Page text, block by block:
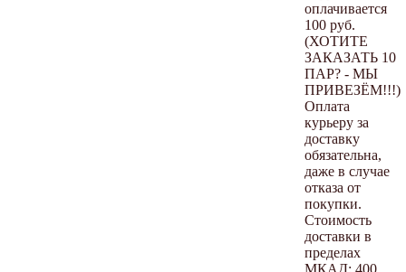
оплачивается
100 руб.
(ХОТИТЕ
ЗАКАЗАТЬ 10
ПАР? - МЫ
ПРИВЕЗЁМ!!!)
Оплата
курьеру за
доставку
обязательна,
даже в случае
отказа от
покупки.
Стоимость
доставки в
пределах
МКАД: 400